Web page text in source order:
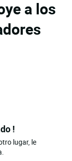
a los
!
lugar, le